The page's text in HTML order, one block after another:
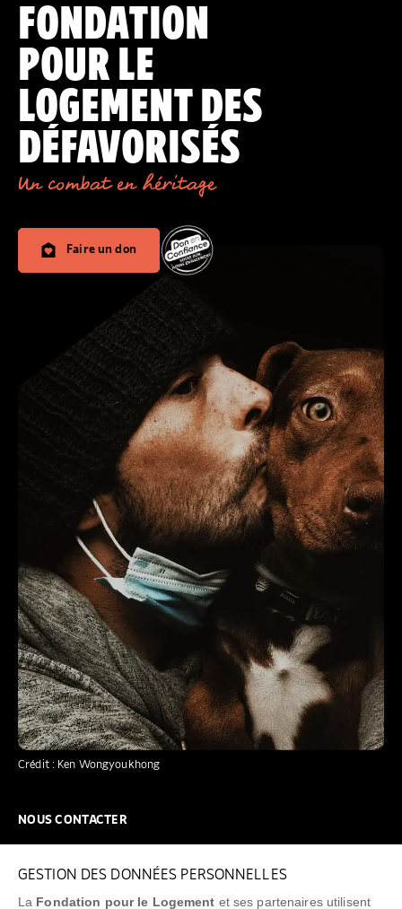
GESTION DES DONNÉES PERSONNELLES
La Fondation pour le Logement et ses partenaires utilisent
Crédit : Ken Wongyoukhong
FONDATION
POUR LE
LOGEMENT DES
DÉFAVORISÉS
Un combat en héritage
Faire un don
NOUS CONTACTER
FAQ